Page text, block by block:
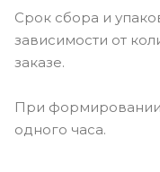
Срок сбора и
зависимости от
заказе.
При формировании
одного часа.